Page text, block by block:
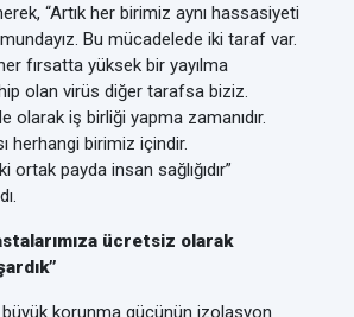
“Artık her birimiz aynı hassasiyeti
Bu mücadelede iki taraf var.
fırsatta yüksek bir yayılma
olan virüs diğer tarafsa biziz.
olarak iş birliği yapma zamanıdır.
herhangi birimiz içindir.
ortak payda insan sağlığıdır”
ücretsiz olarak
büyük korunma gücünün izolasyon